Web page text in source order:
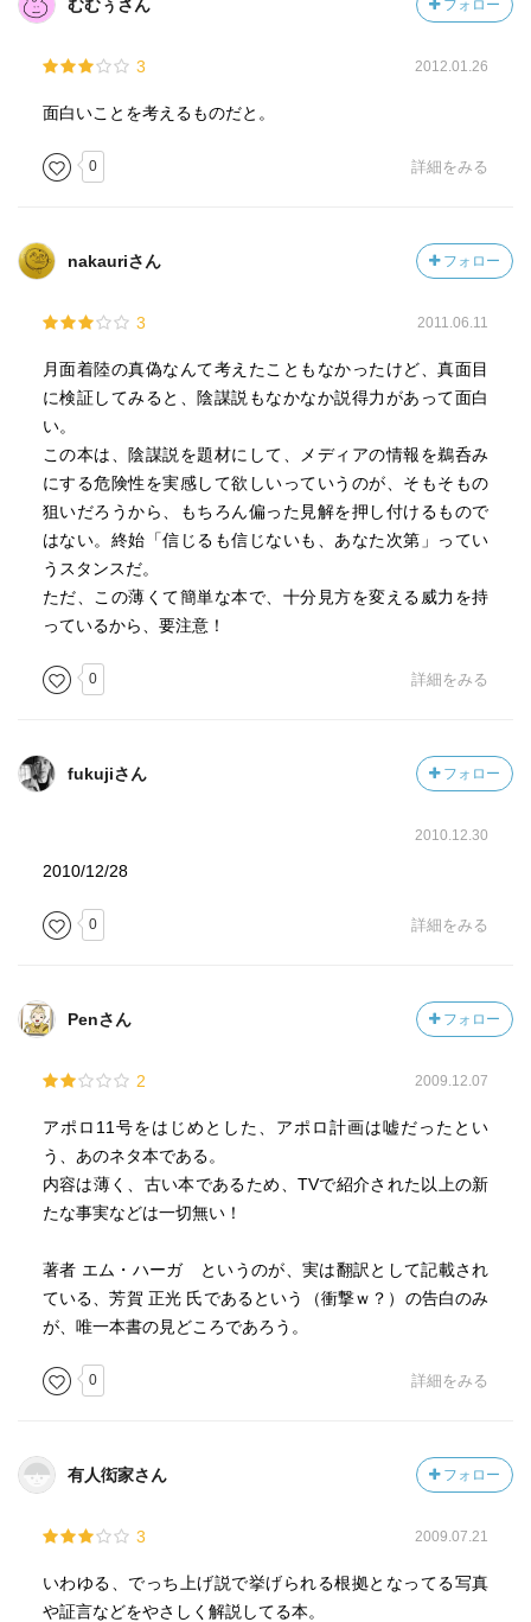
むむぅさん フォロー
3 2012.01.26
面白いことを考えるものだと。
0 詳細をみる
nakauriさん フォロー
3 2011.06.11
月面着陸の真偽なんて考えたこともなかったけど、真面目
に検証してみると、陰謀説もなかなか説得力があって面白
い。
この本は、陰謀説を題材にして、メディアの情報を鵜呑み
にする危険性を実感して欲しいっていうのが、そもそもの
狙いだろうから、もちろん偏った見解を押し付けるもので
はない。終始「信じるも信じないも、あなた次第」ってい
うスタンスだ。
ただ、この薄くて簡単な本で、十分見方を変える威力を持
っているから、要注意！
0 詳細をみる
fukujiさん フォロー
2010.12.30
2010/12/28
0 詳細をみる
Penさん フォロー
2 2009.12.07
アポロ11号をはじめとした、アポロ計画は嘘だったとい
う、あのネタ本である。
内容は薄く、古い本であるため、TVで紹介された以上の新
たな事実などは一切無い！
著者 エム・ハーガ というのが、実は翻訳として記載され
ている、芳賀 正光 氏であるという（衝撃ｗ？）の告白のみ
が、唯一本書の見どころであろう。
0 詳細をみる
有人衒家さん フォロー
3 2009.07.21
いわゆる、でっち上げ説で挙げられる根拠となってる写真
や証言などをやさしく解説してる本。